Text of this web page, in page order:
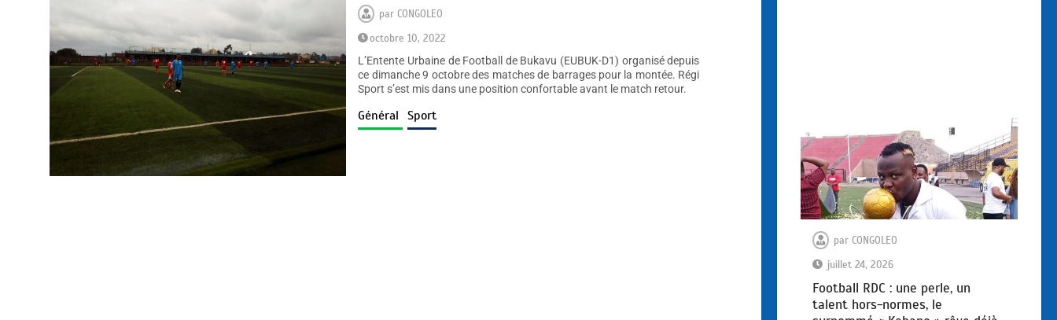
parCONGOLEO
octobre 10, 2022
L’Entente Urbaine de Football de Bukavu (EUBUK-D1) organisé depuis
ce dimanche 9 octobre des matches de barrages pour la montée. Régi
Sport s’est mis dans une position confortable avant le match retour.
Général Sport
par CONGOLEO
juillet 24, 2026
Football RDC : une perle, un
talent hors-normes, le